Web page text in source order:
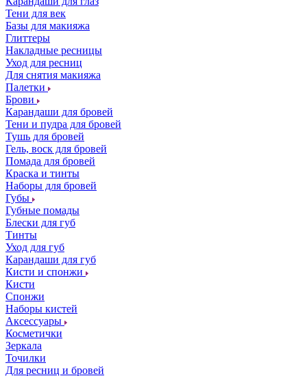
Тени для век
Базы для макияжа
Глиттеры
Накладные ресницы
Уход для ресниц
Для снятия макияжа
Палетки
Брови
Карандаши для бровей
Тени и пудра для бровей
Тушь для бровей
Гель, воск для бровей
Помада для бровей
Краска и тинты
Наборы для бровей
Губы
Губные помады
Блески для губ
Тинты
Уход для губ
Карандаши для губ
Кисти и спонжи
Кисти
Спонжи
Наборы кистей
Аксессуары
Косметички
Зеркала
Точилки
Для ресниц и бровей